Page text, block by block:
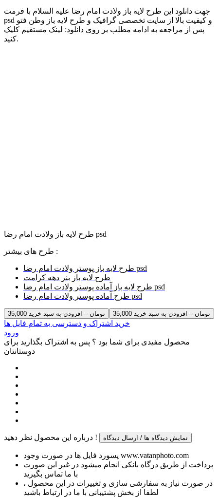
جهت دانلود این طرح لایه باز ولادت امام رضا علیه السلام با فرمت
psd و کیفیت بالا از سایت تخصصی گرافیک و طرح لایه باز وطن فتو
پس از مراجعه به ادامه مطلب بر روی دانلود: لینک مستقیم کلیک
کنید.
طرح لایه باز ولادت امام رضا psd
طرح های بیشتر :
طرح لایه باز پوستر ولادت امام رضا psd
طرح لایه باز بنر دهه کرامت
طرح لایه باز آماده پوستر ولادت امام رضا psd
طرح آماده پوستر ولادت امام رضا psd
35,000 تومان – افزودن به سبد خرید
خرید اشتراک و دسترسی به تمام فایل ها
ورود
محصول مفیدی برای شما بود ؟ پس به اشتراک بگذارید برای
دوستانتان
درباره این محصول نظر دهید ! نمایش دیدگاه ها / ارسال دیدگاه
پسورد فایل ها در صورت وجود www.vatanphoto.com
پرداخت از طریق درگاه بانکی انجام میشود در غیر این صورت
با ما تماس بگیرید
در صورت نیاز به سفارشی سازی و تغییرات در این محصول ،
لطفا از بخش پشتیبانی با ما در ارتباط باشید